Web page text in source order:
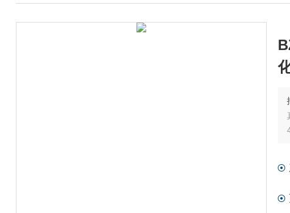
/ PRODUCTS CENTER